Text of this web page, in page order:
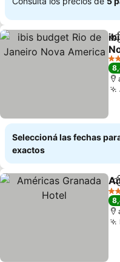
3
Seleccioná las fechas
exactos
3